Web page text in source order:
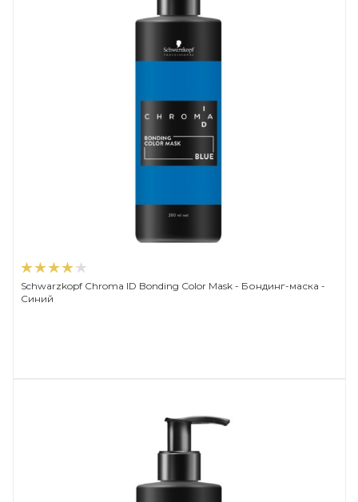
Schwarzkopf Chroma ID Bonding Color Mask - Бондинг-маска -
Синий